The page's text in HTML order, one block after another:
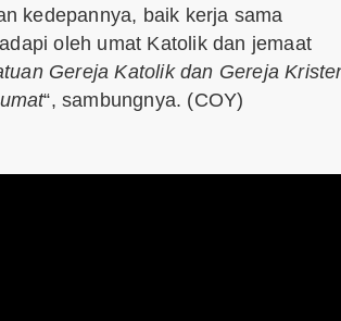
kedepannya, baik kerja sama
oleh umat Katolik dan jemaat
Gereja Katolik dan Gereja
“, sambungnya. (COY)